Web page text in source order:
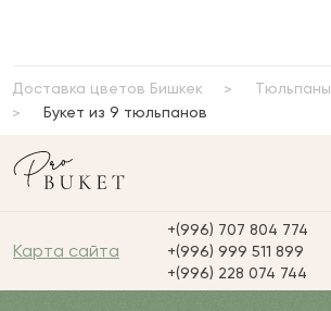
Доставка цветов Бишкек
Тюльпаны
Букет из 9 тюльпанов
Карта сайта
+(996) 707 804 774
+(996) 999 511 899
+(996) 228 074 744